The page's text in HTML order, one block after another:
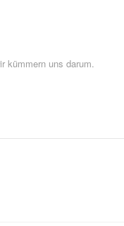
kümmern uns darum.